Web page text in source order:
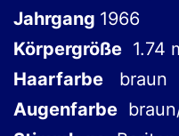
Jahrgang 1966
Körpergröße 1.74
Haarfarbe braun
Augenfarbe